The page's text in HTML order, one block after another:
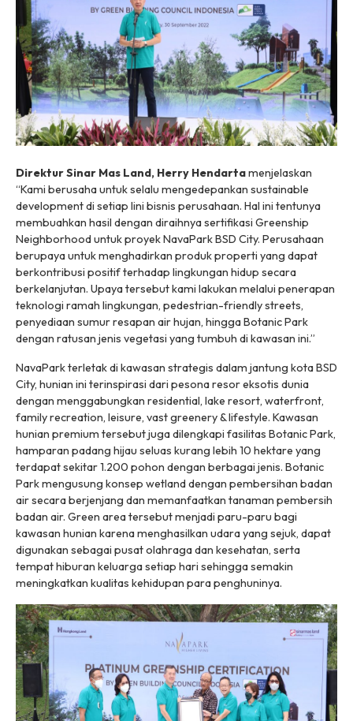
Direktur Sinar Mas Land, Herry Hendartamenjelaskan
“Kami berusaha untuk selalu mengedepankan sustainable
developmentdi setiap lini bisnis perusahaan. Hal ini tentunya
membuahkan hasil dengan diraihnya sertifikasi Greenship
Neighborhood untuk proyek NavaPark BSD City. Perusahaan
berupaya untuk menghadirkan produk properti yang dapat
berkontribusi positif terhadap lingkungan hidup secara
berkelanjutan. Upaya tersebut kami lakukan melalui penerapan
teknologi ramah lingkungan, pedestrian-friendly streets,
penyediaan sumur resapan air hujan, hingga Botanic Park
dengan ratusan jenis vegetasi yang tumbuh di kawasan ini.”
NavaPark terletak di kawasan strategis dalam jantung kota BSD
City, hunian ini terinspirasi dari pesona resor eksotis dunia
dengan menggabungkan residential, lake resort, waterfront,
family recreation, leisure, vast greenery & lifestyle. Kawasan
hunian premium tersebut juga dilengkapi fasilitas Botanic Park,
hamparan padang hijau seluas kurang lebih 10 hektare yang
terdapat sekitar 1.200 pohon dengan berbagai jenis. Botanic
Park mengusung konsep wetlanddengan pembersihan badan
air secara berjenjang dan memanfaatkan tanaman pembersih
badan air. Green areatersebut menjadi paru-paru bagi
kawasan hunian karena menghasilkan udara yang sejuk, dapat
digunakan sebagai pusat olahraga dan kesehatan, serta
tempat hiburan keluarga setiap hari sehingga semakin
meningkatkan kualitas kehidupan para penghuninya.